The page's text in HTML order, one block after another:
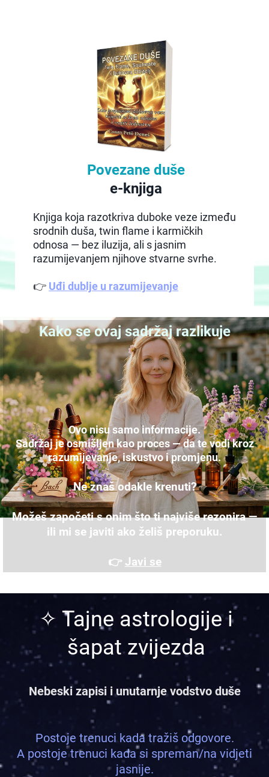
Povezane duše
e-knjiga
Knjiga koja razotkriva duboke veze između
srodnih duša, twin flame i karmičkih
odnosa — bez iluzija, ali s jasnim
razumijevanjem njihove stvarne svrhe.
👉 Uđi dublje u razumijevanje
Kako se ovaj sadržaj razlikuje
Ovo nisu samo informacije.
Sadržaj je osmišljen kao proces — da te vodi kroz
razumijevanje, iskustvo i promjenu.
Ne znaš odakle krenuti?
Možeš započeti s onim što ti najviše rezonira —
ili mi se javiti ako želiš preporuku.
👉 Javi se
✧ Tajne astrologije i
šapat zvijezda
Nebeski zapisi i unutarnje vodstvo duše
Postoje trenuci kada tražiš odgovore.
A postoje trenuci kada si spreman/na vidjeti
jasnije.